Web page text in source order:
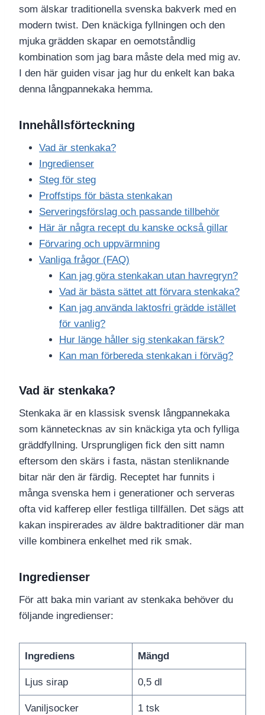
som älskar traditionella svenska bakverk med en
modern twist. Den knäckiga fyllningen och den
mjuka grädden skapar en oemotståndlig
kombination som jag bara måste dela med mig av.
I den här guiden visar jag hur du enkelt kan baka
denna långpannekaka hemma.
Innehållsförteckning
Vad är stenkaka?
Ingredienser
Steg för steg
Proffstips för bästa stenkakan
Serveringsförslag och passande tillbehör
Här är några recept du kanske också gillar
Förvaring och uppvärmning
Vanliga frågor (FAQ)
Kan jag göra stenkakan utan havregryn?
Vad är bästa sättet att förvara stenkaka?
Kan jag använda laktosfri grädde istället
för vanlig?
Hur länge håller sig stenkakan färsk?
Kan man förbereda stenkakan i förväg?
Vad är stenkaka?
Stenkaka är en klassisk svensk långpannekaka
som kännetecknas av sin knäckiga yta och fylliga
gräddfyllning. Ursprungligen fick den sitt namn
eftersom den skärs i fasta, nästan stenliknande
bitar när den är färdig. Receptet har funnits i
många svenska hem i generationer och serveras
ofta vid kafferep eller festliga tillfällen. Det sägs att
kakan inspirerades av äldre baktraditioner där man
ville kombinera enkelhet med rik smak.
Ingredienser
För att baka min variant av stenkaka behöver du
följande ingredienser:
Ingrediens Mängd
Ljus sirap 0,5 dl
Vaniljsocker 1 tsk